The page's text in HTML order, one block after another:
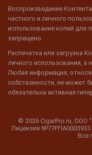
Воспроизведение
частного и личного
использование копий для
запрещено.
Распечатка или загрузка
личного использования, а
Любая информация,
собственности, не может
обязательна активная
© 2026 CigarPro.ru, ООО
Лицензия №77РПА0003933
Все